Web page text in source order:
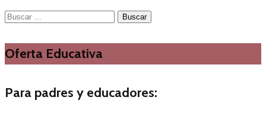
Buscar:
Oferta Educativa
Para padres y educadores: